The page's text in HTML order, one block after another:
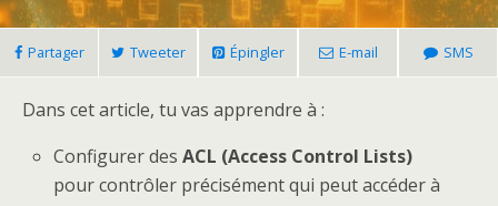
Partager Tweeter Épingler E-mail SMS
Dans cet article, tu vas apprendre à :
Configurer desACL (Access Control Lists)
pour contrôler précisément qui peut accéder à